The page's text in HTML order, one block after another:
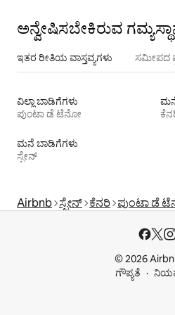
ಅನ್ವೇಷಿಸಬೇಕಿರುವ
ಇತರ ರೀತಿಯ ವಾಸ್ತವ್ಯಗಳು ಸಮೀಪದ
ವಿಲ್ಲಾ ಬಾಡಿಗೆಗಳು
ಪುಂಟಾ ಡೆ ಟೆನೋ
ಮನೆ ಬಾಡಿಗೆಗಳು
ಸ್ಪೇನ್
Airbnb ಸ್ಪೇನ್ ಕೆನರಿ ಪುಂಟಾ ಡೆ
© 2026
ಗೌಪ್ಯತೆ